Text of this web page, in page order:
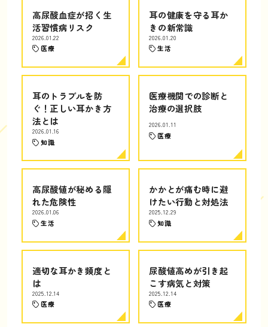
高尿酸血症が招く生
活習慣病リスク
2026.01.22
医療
耳の健康を守る耳か
きの新常識
2026.01.20
生活
耳のトラブルを防
ぐ！正しい耳かき方
法とは
2026.01.16
知識
医療機関での診断と
治療の選択肢
2026.01.11
医療
高尿酸値が秘める隠
れた危険性
2026.01.06
生活
かかとが痛む時に避
けたい行動と対処法
2025.12.29
知識
適切な耳かき頻度と
は
2025.12.14
医療
尿酸値高めが引き起
こす病気と対策
2025.12.14
医療